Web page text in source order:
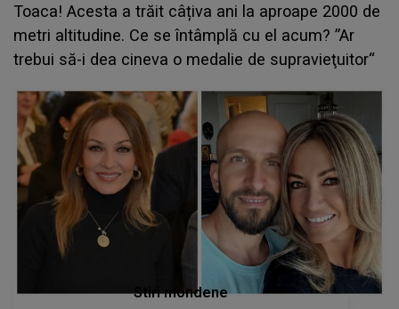
Toaca! Acesta a trăit câțiva ani la aproape 2000 de
metri altitudine. Ce se întâmplă cu el acum? ”Ar
trebui să-i dea cineva o medalie de supravieţuitor“
Stiri mondene